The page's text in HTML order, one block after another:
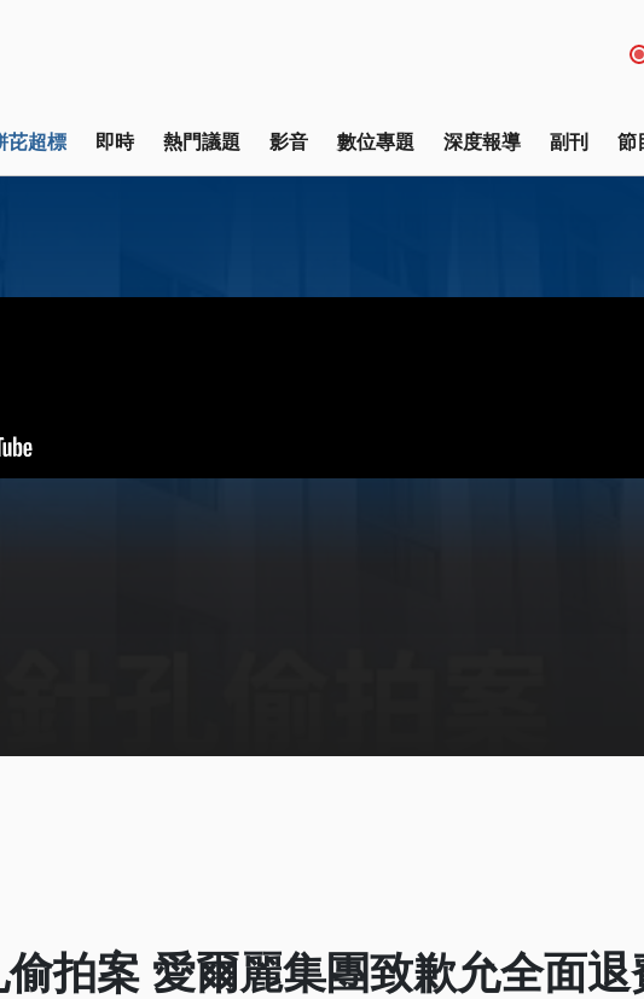
芘超標 即時 熱門議題 影音 數位專題 深度報導 副刊 節
拍案 愛爾麗集團致歉允全面退